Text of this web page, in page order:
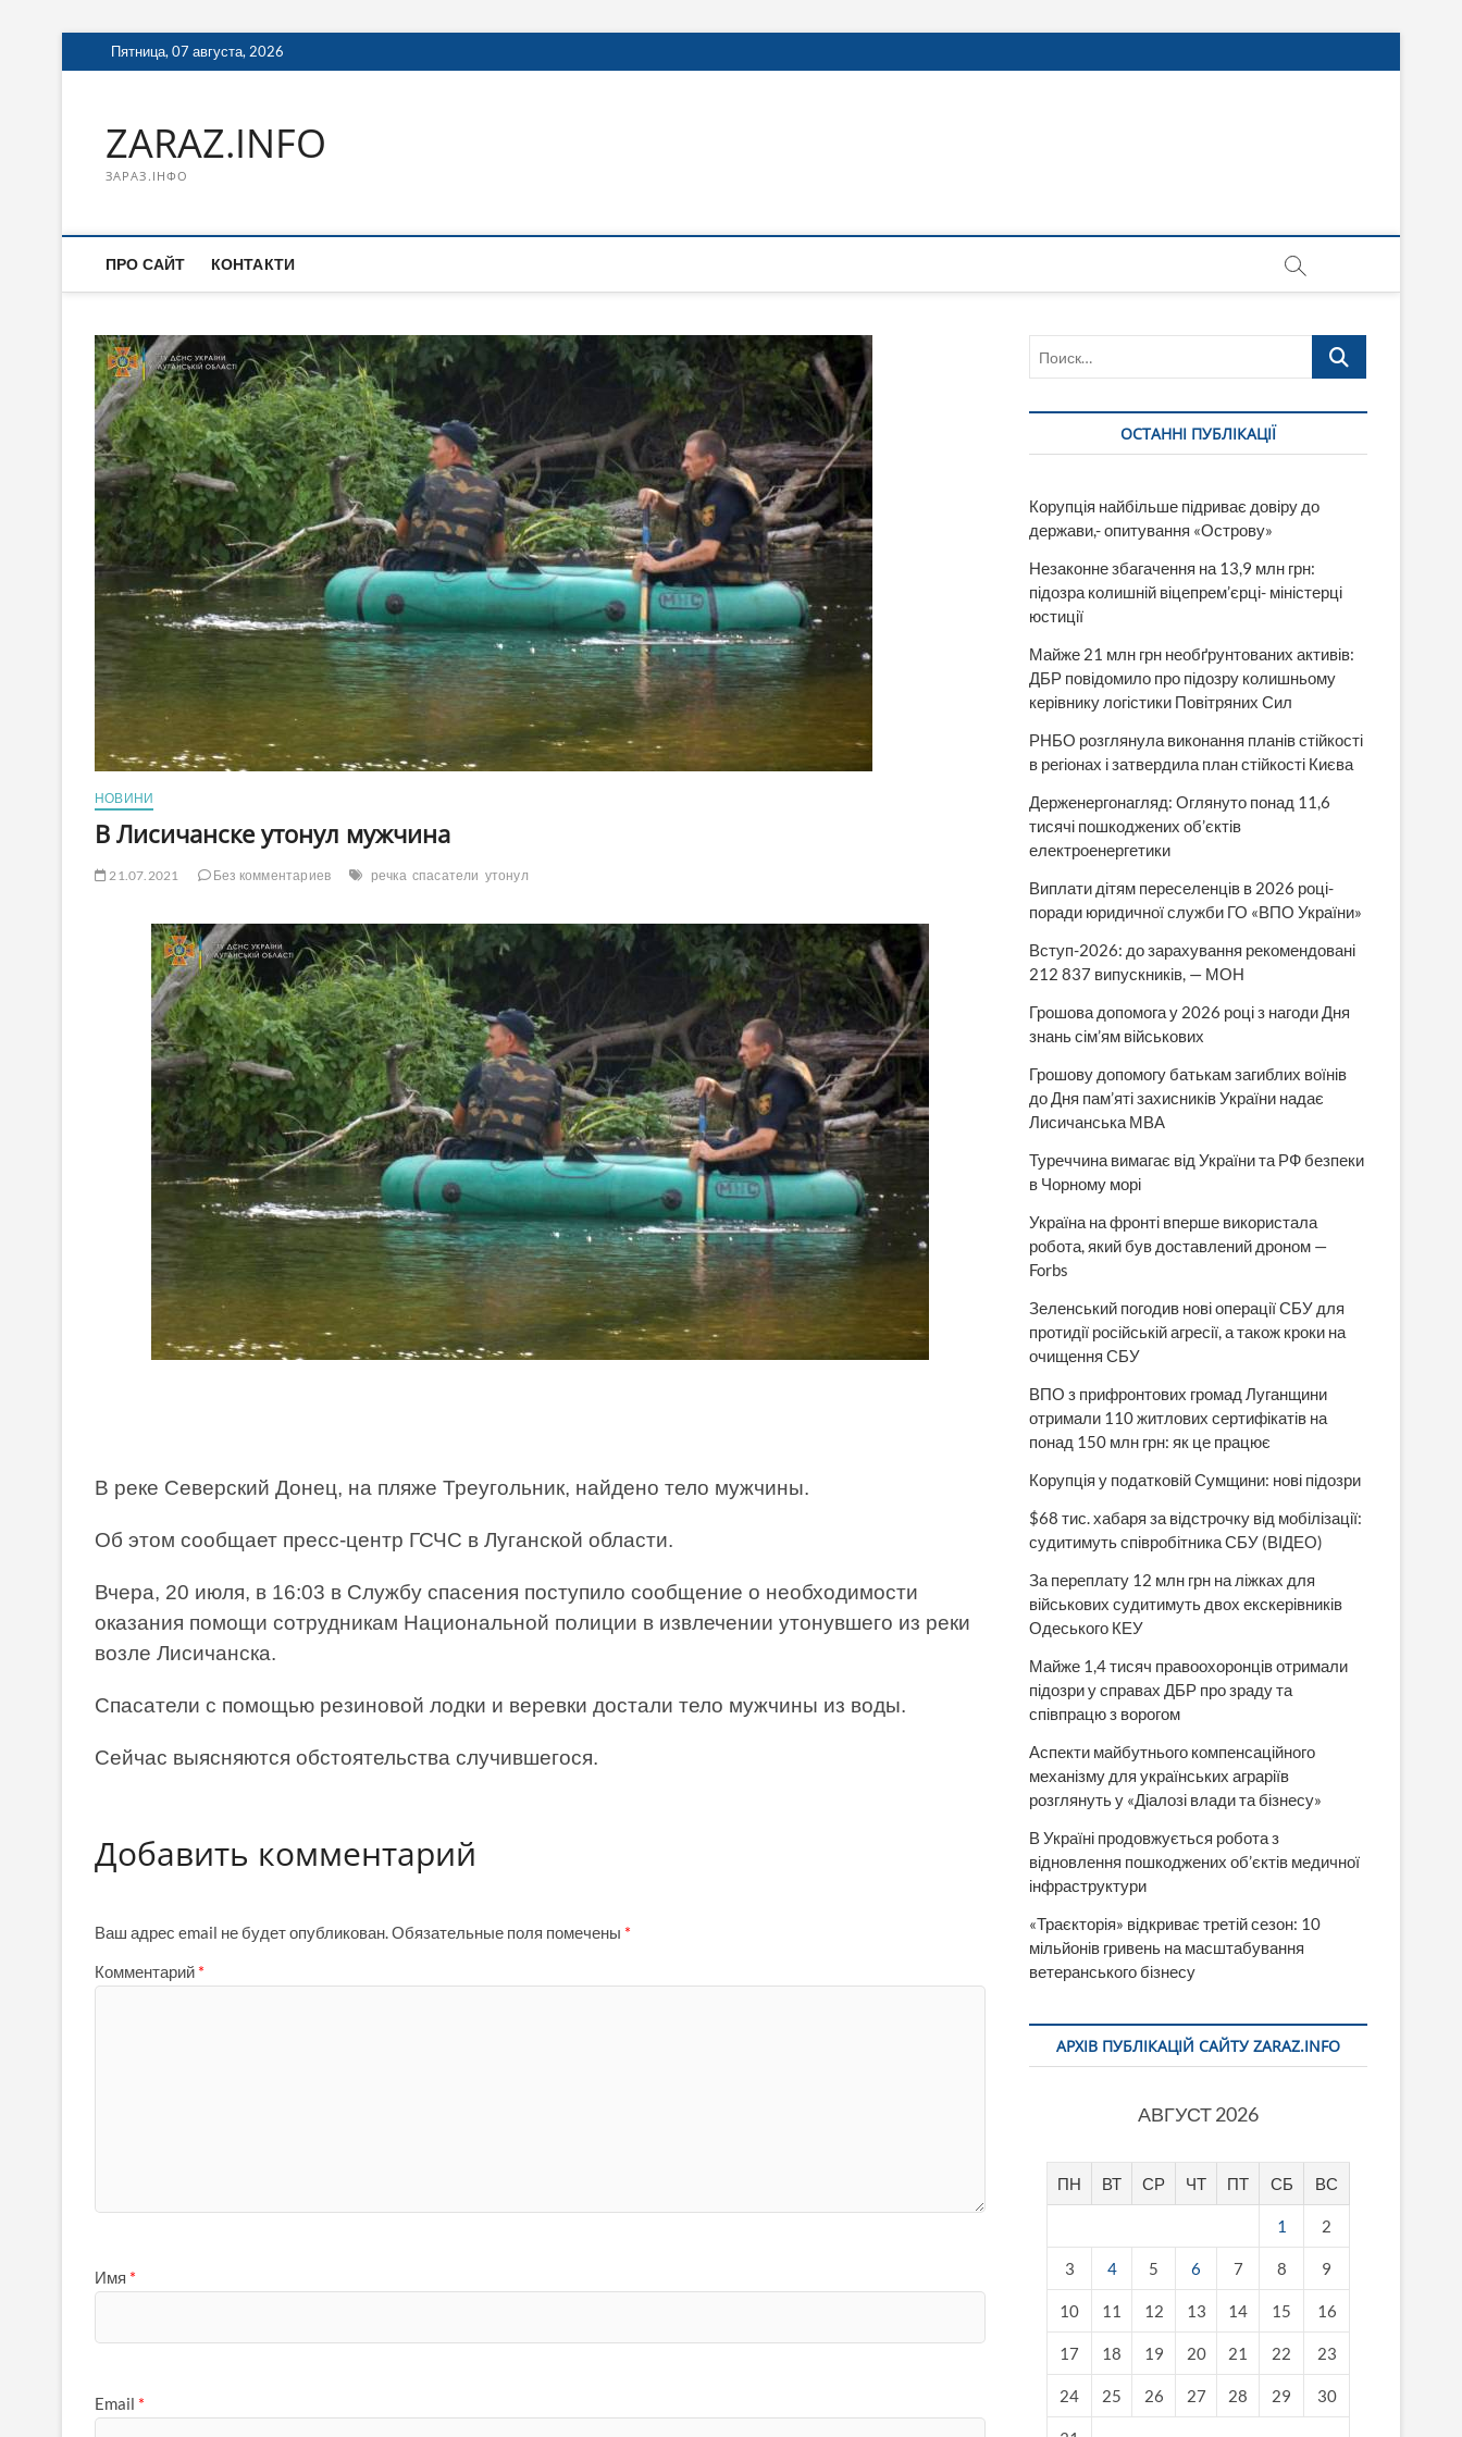
Перейти
к
Пятница, 07 августа, 2026
ZARAZ.INFO
ЗАРАЗ.ІНФО
ПРО САЙТ КОНТАКТИ
НОВИНИ
В Лисичанске утонул мужчина
21.07.2021 Без комментариев речка спасатели утонул
В реке Северский Донец, на пляже Треугольник, найдено тело мужчины.
Об этом сообщает пресс-центр ГСЧС в Луганской области.
Вчера, 20 июля, в 16:03 в Службу спасения поступило сообщение о необходимости
оказания помощи сотрудникам Национальной полиции в извлечении утонувшего из реки
возле Лисичанска.
Спасатели с помощью резиновой лодки и веревки достали тело мужчины из воды.
Сейчас выясняются обстоятельства случившегося.
Добавить комментарий
Ваш адрес email не будет опубликован.Обязательные поля помечены *
Комментарий *
Имя *
Email *
Поиск…
ОСТАННІ ПУБЛІКАЦІЇ
Корупція найбільше підриває довіру до
держави,- опитування «Острову»
Незаконне збагачення на 13,9 млн грн:
підозра колишній віцепрем’єрці- міністерці
юстиції
Майже 21 млн грн необґрунтованих активів:
ДБР повідомило про підозру колишньому
керівнику логістики Повітряних Сил
РНБО розглянула виконання планів стійкості
в регіонах і затвердила план стійкості Києва
Держенергонагляд: Оглянуто понад 11,6
тисячі пошкоджених об’єктів
електроенергетики
Виплати дітям переселенців в 2026 році-
поради юридичної служби ГО «ВПО України»
Вступ-2026: до зарахування рекомендовані
212 837 випускників, — МОН
Грошова допомога у 2026 році з нагоди Дня
знань сім’ям військових
Грошову допомогу батькам загиблих воїнів
до Дня пам’яті захисників України надає
Лисичанська МВА
Туреччина вимагає від України та РФ безпеки
в Чорному морі
Україна на фронті вперше використала
робота, який був доставлений дроном —
Forbs
Зеленський погодив нові операції СБУ для
протидії російській агресії, а також кроки на
очищення СБУ
ВПО з прифронтових громад Луганщини
отримали 110 житлових сертифікатів на
понад 150 млн грн: як це працює
Корупція у податковій Сумщини: нові підозри
$68 тис. хабаря за відстрочку від мобілізації:
судитимуть співробітника СБУ (ВІДЕО)
За переплату 12 млн грн на ліжках для
військових судитимуть двох екскерівників
Одеського КЕУ
Майже 1,4 тисяч правоохоронців отримали
підозри у справах ДБР про зраду та
співпрацю з ворогом
Аспекти майбутнього компенсаційного
механізму для українських аграріїв
розглянуть у «Діалозі влади та бізнесу»
В Україні продовжується робота з
відновлення пошкоджених об’єктів медичної
інфраструктури
«Траєкторія» відкриває третій сезон: 10
мільйонів гривень на масштабування
ветеранського бізнесу
АРХІВ ПУБЛІКАЦІЙ САЙТУ ZARAZ.INFO
АВГУСТ 2026
ПН ВТ СР ЧТ ПТ СБ ВС
1 2
3 4 5 6 7 8 9
10 11 12 13 14 15 16
17 18 19 20 21 22 23
24 25 26 27 28 29 30